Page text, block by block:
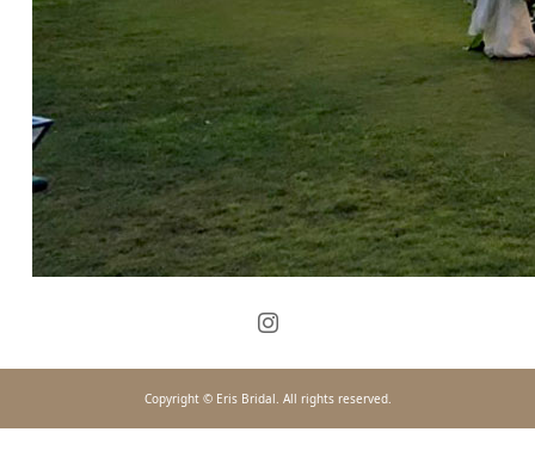
Copyright © Eris Bridal. All rights reserved.